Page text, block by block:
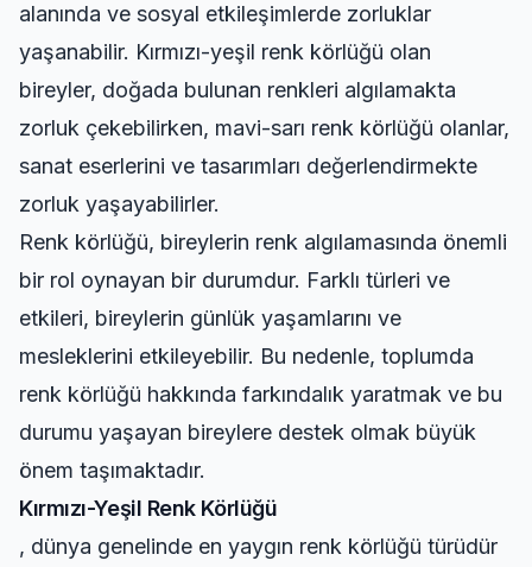
alanında ve sosyal etkileşimlerde zorluklar
yaşanabilir. Kırmızı-yeşil renk körlüğü olan
bireyler, doğada bulunan renkleri algılamakta
zorluk çekebilirken, mavi-sarı renk körlüğü olanlar,
sanat eserlerini ve tasarımları değerlendirmekte
zorluk yaşayabilirler.
Renk körlüğü, bireylerin renk algılamasında önemli
bir rol oynayan bir durumdur. Farklı türleri ve
etkileri, bireylerin günlük yaşamlarını ve
mesleklerini etkileyebilir. Bu nedenle, toplumda
renk körlüğü hakkında farkındalık yaratmak ve bu
durumu yaşayan bireylere destek olmak büyük
önem taşımaktadır.
Kırmızı-Yeşil Renk Körlüğü
, dünya genelinde en yaygın renk körlüğü türüdür